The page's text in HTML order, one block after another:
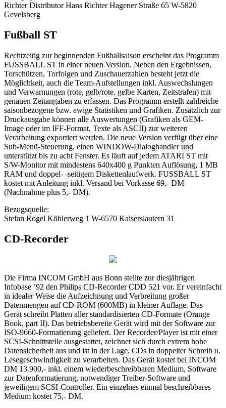
Richter Distributor Hans Richter Hagener Straße 65 W-5820
Gevelsberg
Fußball ST
Rechtzeitig zur beginnenden Fußballsaison erscheint das Programm
FUSSBALL ST in einer neuen Version. Neben den Ergebnissen,
Torschützen, Torfolgen und Zuschauerzahlen besteht jetzt die
Möglichkeit, auch die Team-Aufstellungen inkl. Auswechslungen
und Verwarnungen (rote, gelb/rote, gelbe Karten, Zeitstrafen) mit
genauen Zeitangaben zu erfassen. Das Programm erstellt zahlreiche
saisonbezogene bzw. ewige Statistiken und Grafiken. Zusätzlich zur
Druckausgabe können alle Auswertungen (Grafiken als GEM-
Image oder im IFF-Format, Texte als ASCII) zur weiteren
Verarbeitung exportiert werden. Die neue Version verfügt über eine
Sub-Menü-Steuerung, einen WINDOW-Dialoghandler und
unterstützt bis zu acht Fenster. Es läuft auf jedem ATARI ST mit
S/W-Monitor mit mindestens 640x400 g Punkten Auflösung, 1 MB
RAM und doppel- -seitigem Diskettenlaufwerk. FUSSBALL ST
kostet mit Anleitung inkl. Versand bei Vorkasse 69,- DM
(Nachnahme plus 5,- DM).
Bezugsquelle:
Stefan Rogel Köhlerweg 1 W-6570 Kaiserslautern 31
CD-Recorder
Die Firma INCOM GmbH aus Bonn stellte zur diesjährigen
Infobase ’92 den Philips CD-Recorder CDD 521 vor. Er vereinfacht
in idealer Weise die Aufzeichnung und Verbreitung großer
Datenmengen auf CD-ROM (600MB) in kleiner Auflage. Das
Gerät schreibt Platten aller standardisierten CD-Formate (Orange
Book, part II). Das betriebsbereite Gerät wird mit der Software zur
ISO-9660-Formatierung geliefert. Der Recorder/Player ist mit einer
SCSI-Schnittstelle ausgestattet, zeichnet sich durch extrem hohe
Datensicherheit aus und ist in der Lage, CDs in doppelter Schreib u.
Lesegeschwindigkeit zu verarbeiten. Das Gerät kostet bei INCOM
DM 13.900,- inkl. einem wiederbeschreibbaren Medium, Software
zur Datenformatierung, notwendiger Treiber-Software und
jeweiligem SCSI-Controller. Ein einzelnes einmal beschreibbares
Medium kostet 75,- DM.